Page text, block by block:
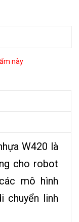
này
W420 là
cho robot
mô hình
chuyển linh